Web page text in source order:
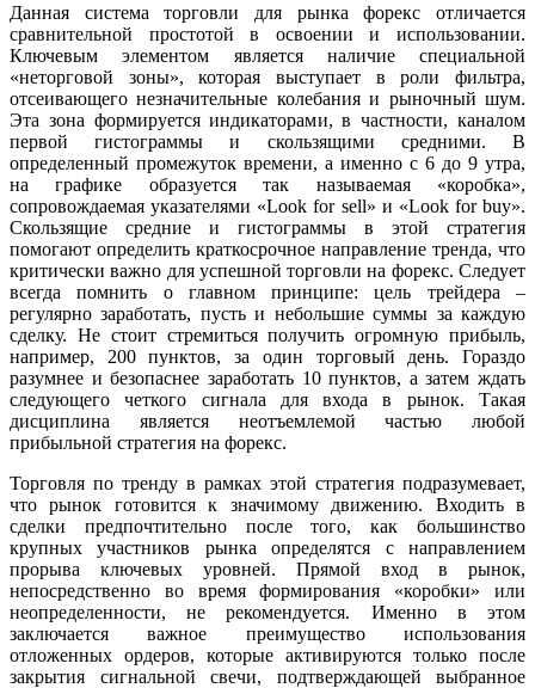
Данная система торговли для рынка форекс отличается
сравнительной простотой в освоении и использовании.
Ключевым элементом является наличие специальной
«неторговой зоны», которая выступает в роли фильтра,
отсеивающего незначительные колебания и рыночный шум.
Эта зона формируется индикаторами, в частности, каналом
первой гистограммы и скользящими средними. В
определенный промежуток времени, а именно с 6 до 9 утра,
на графике образуется так называемая «коробка»,
сопровождаемая указателями «Look for sell» и «Look for buy».
Скользящие средние и гистограммы в этой стратегия
помогают определить краткосрочное направление тренда, что
критически важно для успешной торговли на форекс. Следует
всегда помнить о главном принципе: цель трейдера –
регулярно заработать, пусть и небольшие суммы за каждую
сделку. Не стоит стремиться получить огромную прибыль,
например, 200 пунктов, за один торговый день. Гораздо
разумнее и безопаснее заработать 10 пунктов, а затем ждать
следующего четкого сигнала для входа в рынок. Такая
дисциплина является неотъемлемой частью любой
прибыльной стратегия на форекс.
Торговля по тренду в рамках этой стратегия подразумевает,
что рынок готовится к значимому движению. Входить в
сделки предпочтительно после того, как большинство
крупных участников рынка определятся с направлением
прорыва ключевых уровней. Прямой вход в рынок,
непосредственно во время формирования «коробки» или
неопределенности, не рекомендуется. Именно в этом
заключается важное преимущество использования
отложенных ордеров, которые активируются только после
закрытия сигнальной свечи, подтверждающей выбранное